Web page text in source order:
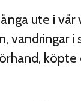
ute i
vandringar